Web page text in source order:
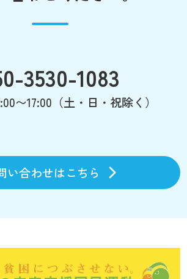
3530-1083
〜17:00（土・日・祝除く）
い合わせはこちら